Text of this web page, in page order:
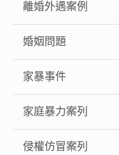
離婚外遇案例
婚姻問題
家暴事件
家庭暴力案列
侵權仿冒案列